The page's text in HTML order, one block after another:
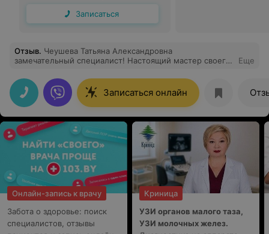
Записаться
Отзыв. Чеушева Татьяна Александровна
замечательный специалист! Настоящий мастер своего
подробно все разъяснила и дала нужные
рекомендации. Спасибо!
Еще
Записаться онлайн
Онлайн-запись к врачу
Забота о здоровье: поиск
специалистов, отзывы
Криница
УЗИ органов малого таза,
УЗИ молочных желез.